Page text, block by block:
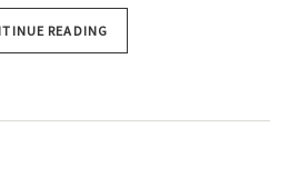
READING